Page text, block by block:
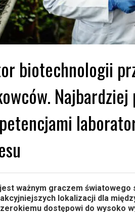
biotechnologii
ważnym graczem
lokalizacji dla
dostępowi do wysoko